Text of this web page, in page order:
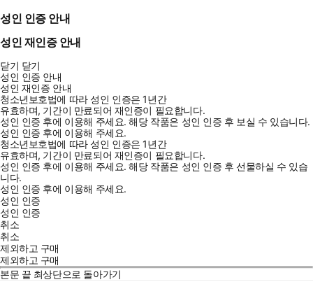
성인 인증 안내
성인 재인증 안내
닫기 닫기
성인 인증 안내
성인 재인증 안내
청소년보호법에 따라 성인 인증은 1년간
유효하며, 기간이 만료되어 재인증이 필요합니다.
성인 인증 후에 이용해 주세요.해당 작품은 성인 인증 후 보실 수 있습니다.
성인 인증 후에 이용해 주세요.
청소년보호법에 따라 성인 인증은 1년간
유효하며, 기간이 만료되어 재인증이 필요합니다.
성인 인증 후에 이용해 주세요.해당 작품은 성인 인증 후 선물하실 수 있습
니다.
성인 인증 후에 이용해 주세요.
성인 인증
성인 인증
취소
취소
제외하고 구매
제외하고 구매
본문 끝 최상단으로 돌아가기